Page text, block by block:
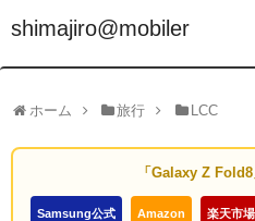
shimajiro@mobiler
ホーム 旅行 LCC
「Galaxy Z
Samsung公式 Amazon 楽天市場